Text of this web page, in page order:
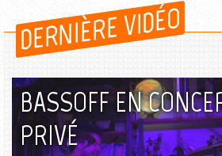
DERNIÈRE VIDÉO
BASSOFF EN
PRIVÉ